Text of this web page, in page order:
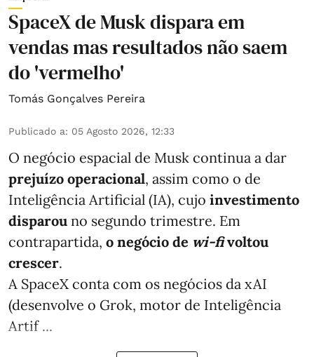
SpaceX de Musk dispara em
vendas mas resultados não saem
do 'vermelho'
Tomás Gonçalves Pereira
Publicado a: 05 Agosto 2026, 12:33
O negócio espacial de Musk continua a dar
prejuízo operacional, assim como o de
Inteligência Artificial (IA), cujo investimento
disparou no segundo trimestre. Em
contrapartida, o negócio de wi-fivoltou
crescer.
A SpaceX conta com os negócios da xAI
(desenvolve o Grok, motor de Inteligência
Artif ...